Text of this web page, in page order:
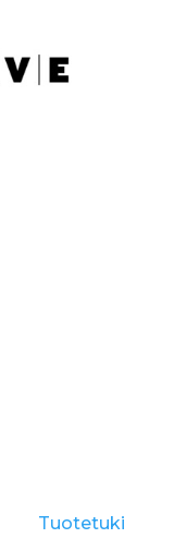
Tuotetuki